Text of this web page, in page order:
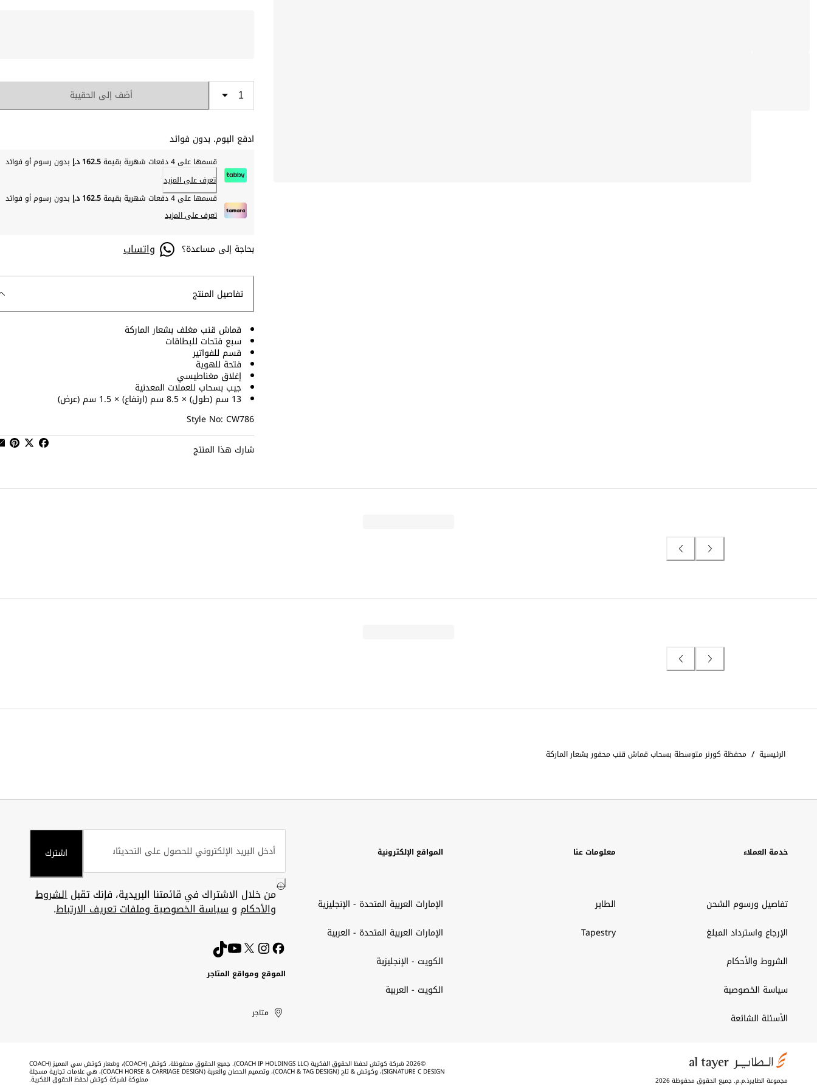
أضف إلى الحقيبة
ادفع اليوم. بدون فوائد
قسمها على 4 دفعات شهرية بقيمة 162.5 د.إ
بدون رسوم أو فوائد
تعرف على المزيد
قسمها على 4 دفعات شهرية بقيمة
162.5 د.إ
بدون رسوم أو فوائد
تعرف على المزيد
بحاجة إلى مساعدة؟ واتساب
تفاصيل المنتج
قماش قنب مغلف بشعار الماركة
سبع فتحات للبطاقات
قسم للفواتير
فتحة للهوية
إغلاق مغناطيسي
جيب بسحاب للعملات المعدنية
13 سم (طول) × 8.5 سم (ارتفاع) × 1.5 سم (عرض)
Style No: CW786
شارك هذا المنتج
الرئيسية / محفظة كورنر متوسطة بسحاب قماش قنب محفور بشعار الماركة
خدمة العملاء
تفاصيل ورسوم الشحن
الإرجاع واسترداد المبلغ
الشروط والأحكام
سياسة الخصوصية
الأسئلة الشائعة
معلومات عنا
الطاير
Tapestry
المواقع الإلكترونية
الإمارات العربية المتحدة - الإنجليزية
الإمارات العربية المتحدة - العربية
الكويت - الإنجليزية
الكويت - العربية
اشترك
من خلال الاشتراك في قائمتنا البريدية، فإنك تقبلالشروط
والأحكام وسياسة الخصوصية وملفات تعريف الارتباط.
الموقع ومواقع المتاجر
United
Arab
Kuwait
الإمارات
العربية
الكويت
متاجر
مجموعة الطايرذ.م.م. جميع الحقوق محفوظة 2026
©2026 شركة كوتش لحفظ الحقوق الفكرية (COACH IP HOLDINGS LLC). جميع الحقوق محفوظة. كوتش (COACH)، وشعار كوتش سي المميز (COACH
SIGNATURE C DESIGN)، وكوتش & تاج (COACH & TAG DESIGN)، وتصميم الحصان والعربة (COACH HORSE & CARRIAGE DESIGN)، هي علامات تجارية مسجلة
مملوكة لشركة كوتش لحفظ الحقوق الفكرية.